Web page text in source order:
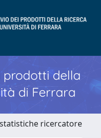
prodotti della
di Ferrara
statistiche ricercatore